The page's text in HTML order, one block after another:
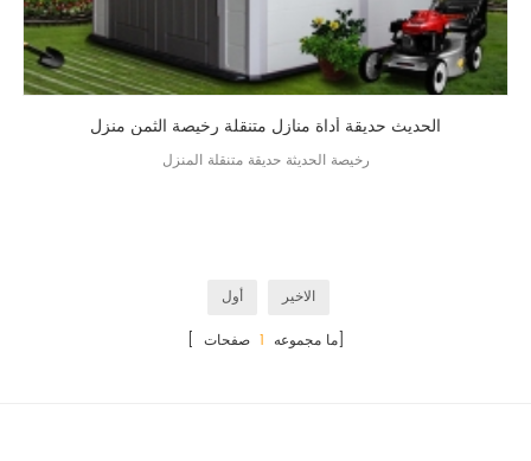
الحديث حديقة أداة منازل متنقلة رخيصة الثمن منزل
رخيصة الحديثة حديقة متنقلة المنزل
أول
الاخير
[ ما مجموعه 1 صفحات]